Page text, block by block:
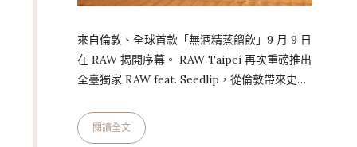
來自倫敦、全球首款「無酒精蒸餾飲」9 月 9 日
在 RAW 揭開序幕。 RAW Taipei 再次重磅推出
全臺獨家 RAW feat. Seedlip，從倫敦帶來史上
Seedlip ” – 世界首創以「蒸餾」方式萃取原料
風味卻又不含任何酒精的 “ Spirits ” 品
閱讀全文